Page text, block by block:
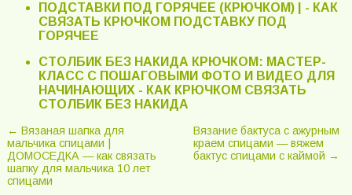
ПОДСТАВКИ ПОД ГОРЯЧЕЕ (КРЮЧКОМ) | - КАК
СВЯЗАТЬ КРЮЧКОМ ПОДСТАВКУ ПОД
ГОРЯЧЕЕ
СТОЛБИК БЕЗ НАКИДА КРЮЧКОМ: МАСТЕР-
КЛАСС С ПОШАГОВЫМИ ФОТО И ВИДЕО ДЛЯ
НАЧИНАЮЩИХ - КАК КРЮЧКОМ СВЯЗАТЬ
СТОЛБИК БЕЗ НАКИДА
← Вязаная шапка для
мальчика спицами |
ДОМОСЕДКА — как связать
шапку для мальчика 10 лет
спицами
Вязание бактуса с ажурным
краем спицами — вяжем
бактус спицами с каймой →